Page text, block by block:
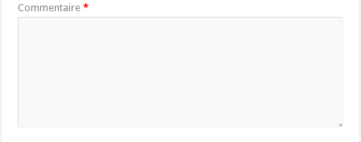
Commentaire*